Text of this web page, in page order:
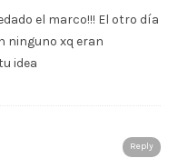
el marco!!! El otro día
ninguno xq eran
idea
Reply